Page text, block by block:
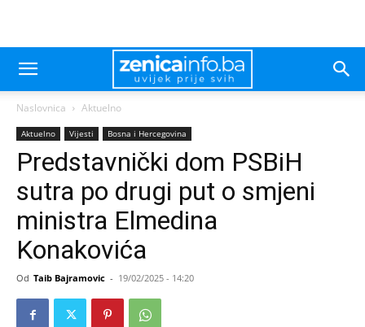
Naslovnica Aktuelno
Aktuelno Vijesti Bosna i Hercegovina
Predstavnički dom PSBiH
sutra po drugi put o smjeni
ministra Elmedina
Konakovića
Od Taib Bajramovic - 19/02/2025 - 14:20